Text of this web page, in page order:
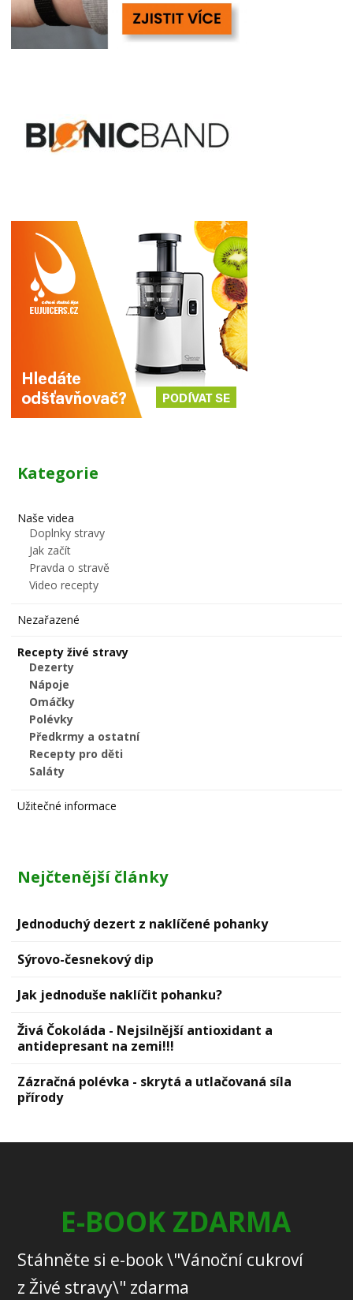
Kategorie
Naše videa
Doplnky stravy
Jak začít
Pravda o stravě
Video recepty
Nezařazené
Recepty živé stravy
Dezerty
Nápoje
Omáčky
Polévky
Předkrmy a ostatní
Recepty pro děti
Saláty
Užitečné informace
Nejčtenější články
Jednoduchý dezert z naklíčené pohanky
Sýrovо-česnekový dip
Jak jednoduše naklíčit pohanku?
Živá Čokoláda - Nejsilnější antioxidant a
antidepresant na zemi!!!
Zázračná polévka - skrytá a utlačovaná síla
přírody
E-BOOK ZDARMA
Stáhněte si e-book \"Vánoční cukroví
z Živé stravy\" zdarma